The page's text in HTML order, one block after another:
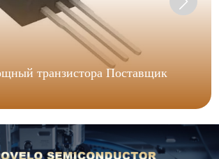
транзистора Поставщик